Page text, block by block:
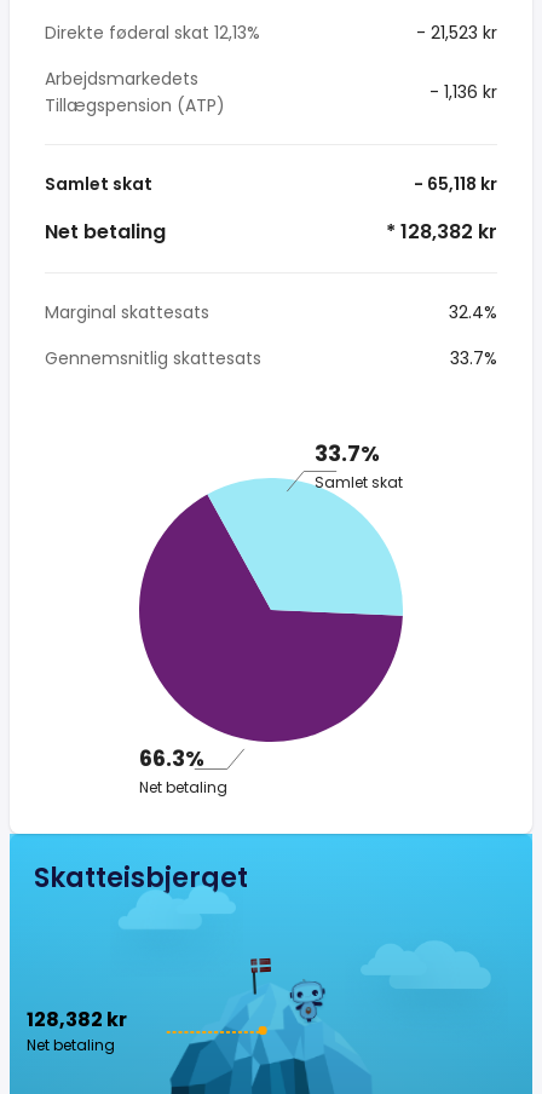
Direkte føderal skat 12,13%
- 21,523 kr
Arbejdsmarkedets
Tillægspension (ATP)
- 1,136 kr
Samlet skat - 65,118 kr
Net betaling * 128,382 kr
Marginal skattesats
32.4%
Gennemsnitlig skattesats
33.7%
33.7%
Samlet skat
66.3%
Net betaling
Skatteisbjerget
128,382 kr
Net betaling